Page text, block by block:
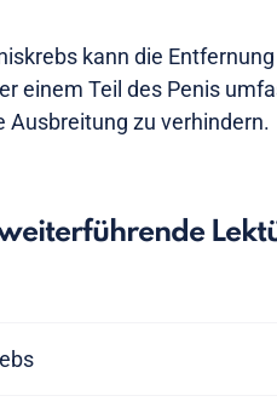
kann die
einem Teil des Penis
Ausbreitung zu verhindern.